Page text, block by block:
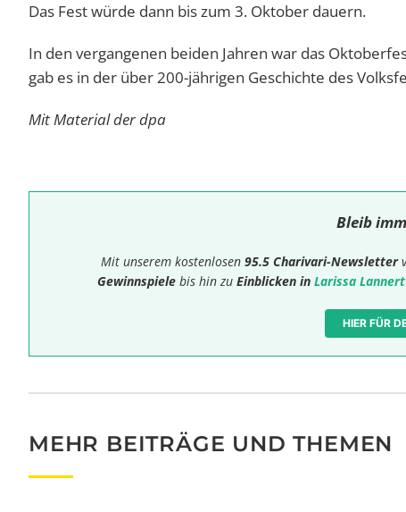
Das Fest würde dann bis zum 3. Oktober dauern.
In den vergangenen beiden Jahren war das
gab es in der über 200-jährigen Geschichte des
Mit Material der dpa
Bleib
Mit unserem kostenlosen 95.5 Charivari-Newsletter
Gewinnspielebis hin zu Einblicken in Larissa
HIER FÜR
MEHR BEITRÄGE UND THEMEN